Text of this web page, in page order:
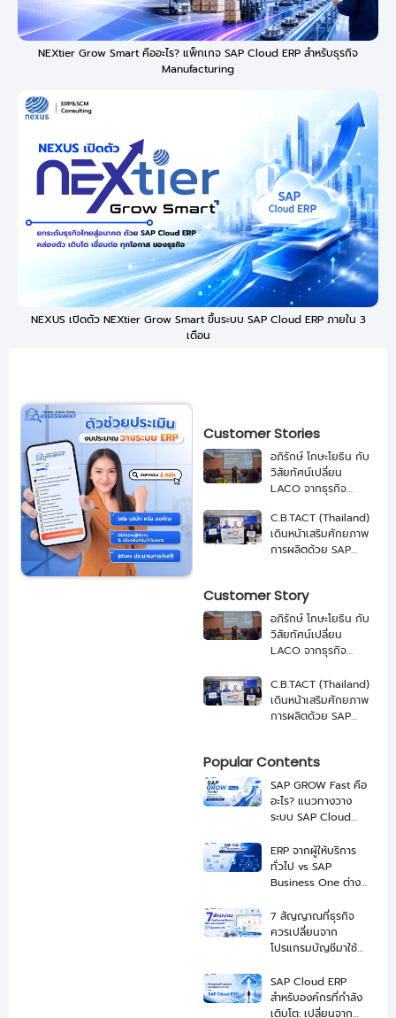
NEXtier Grow Smart คืออะไร? แพ็กเกจ SAP Cloud ERP สำหรับธุรกิจ
Manufacturing
NEXUS เปิดตัว NEXtier Grow Smart ขึ้นระบบ SAP Cloud ERP ภายใน 3
เดือน
Customer Stories
อภิรักษ์ โกษะโยธิน กับ
วิสัยทัศน์เปลี่ยน
LACO จากธุรกิจ
ระดับโลกด้วย SAP
และ NEXUS
C.B.TACT (Thailand)
เดินหน้าเสริมศักยภาพ
การผลิตด้วย SAP
Customer Story
อภิรักษ์ โกษะโยธิน กับ
วิสัยทัศน์เปลี่ยน
LACO จากธุรกิจ
ระดับโลกด้วย SAP
และ NEXUS
C.B.TACT (Thailand)
เดินหน้าเสริมศักยภาพ
การผลิตด้วย SAP
Popular Contents
SAP GROW Fast คือ
อะไร? แนวทางวาง
ระบบ SAP Cloud
เร็วขึ้น
ERP จากผู้ให้บริการ
ทั่วไป vs SAP
Business One ต่าง
ไหนดี
7 สัญญาณที่ธุรกิจ
ควรเปลี่ยนจาก
โปรแกรมบัญชีมาใช้
SAP Cloud ERP
สำหรับองค์กรที่กำลัง
เติบโต: เปลี่ยนจาก